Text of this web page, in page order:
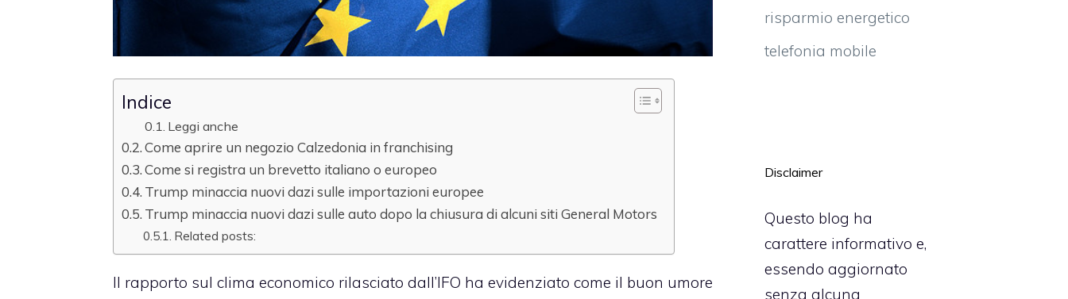
Indice
Leggi anche
Come aprire un negozio Calzedonia in franchising
Come si registra un brevetto italiano o europeo
Trump minaccia nuovi dazi sulle importazioni europee
Trump minaccia nuovi dazi sulle auto dopo la chiusura di alcuni siti General Motors
Related posts:
Il rapporto sul clima economico rilasciato dall’IFO ha evidenziato come il buon umore
risparmio energetico
telefonia mobile
Disclaimer
Questo blog ha
carattere informativo e,
essendo aggiornato
senza alcuna